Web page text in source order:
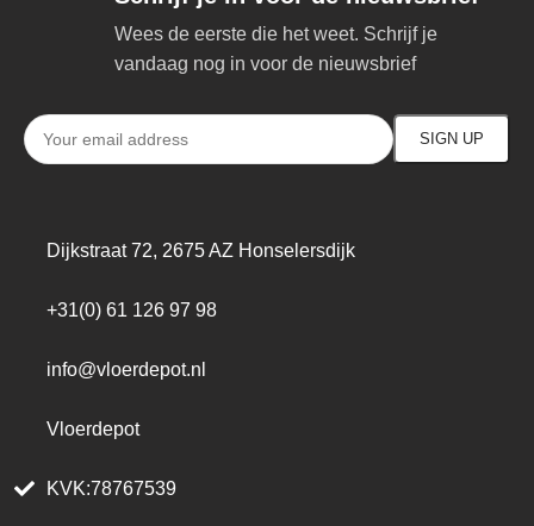
Wees de eerste die het weet. Schrijf je
vandaag nog in voor de nieuwsbrief
Dijkstraat 72, 2675 AZ Honselersdijk
+31(0) 61 126 97 98
info@vloerdepot.nl
Vloerdepot
KVK:78767539